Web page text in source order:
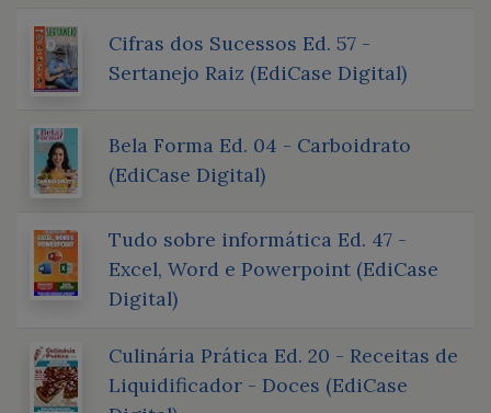
Cifras dos Sucessos Ed. 57 -
Sertanejo Raiz (EdiCase Digital)
Bela Forma Ed. 04 - Carboidrato
(EdiCase Digital)
Tudo sobre informática Ed. 47 -
Excel, Word e Powerpoint (EdiCase
Digital)
Culinária Prática Ed. 20 - Receitas de
Liquidificador - Doces (EdiCase